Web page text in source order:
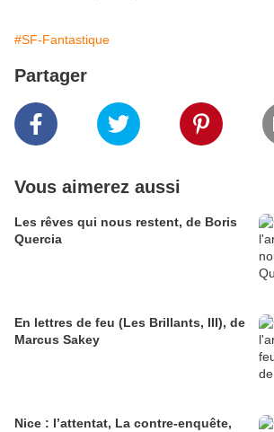
#SF-Fantastique
Partager
Vous aimerez aussi
Les rêves qui nous restent, de Boris
Quercia
En lettres de feu (Les Brillants, III), de
Marcus Sakey
Nice : l’attentat, La contre-enquête,